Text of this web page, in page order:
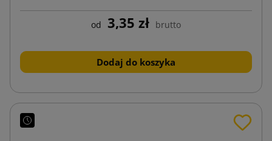
od 3,35 zł brutto
Dodaj do koszyka